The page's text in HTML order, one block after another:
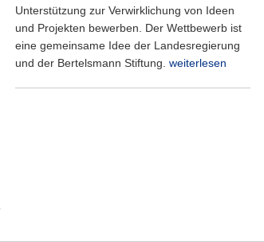
Unterstützung zur Verwirklichung von Ideen
und Projekten bewerben. Der Wettbewerb ist
eine gemeinsame Idee der Landesregierung
und der Bertelsmann Stiftung. weiterlesen